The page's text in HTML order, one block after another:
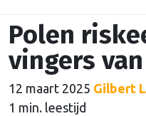
Polen
vingers
12 maart 2025 Gilbert
1 min. leestijd